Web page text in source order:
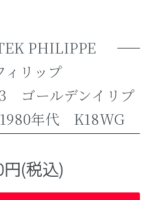
PHILIPPE
ィリップ
ゴールデンイリプ
年代 K18WG
円(税込)